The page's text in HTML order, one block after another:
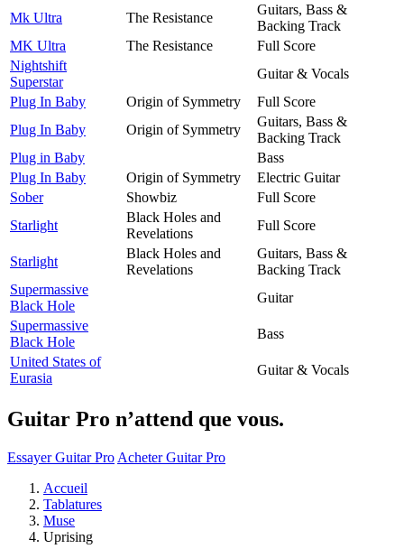
Mk Ultra The Resistance
Guitars, Bass &
Backing Track
MK Ultra
The Resistance
Full Score
Nightshift
Superstar
Guitar & Vocals
Plug In Baby
Origin of Symmetry
Full Score
Plug In Baby
Origin of Symmetry
Guitars, Bass &
Backing Track
Plug in Baby
Bass
Plug In Baby
Origin of Symmetry
Electric Guitar
Sober
Showbiz
Full Score
Starlight
Black Holes and
Revelations
Full Score
Starlight
Black Holes and
Revelations
Guitars, Bass &
Backing Track
Supermassive
Black Hole
Guitar
Supermassive
Black Hole
Bass
United States of
Eurasia
Guitar & Vocals
Guitar Pro n’attend que vous.
Essayer Guitar Pro Acheter Guitar Pro
Accueil
Tablatures
Muse
Uprising